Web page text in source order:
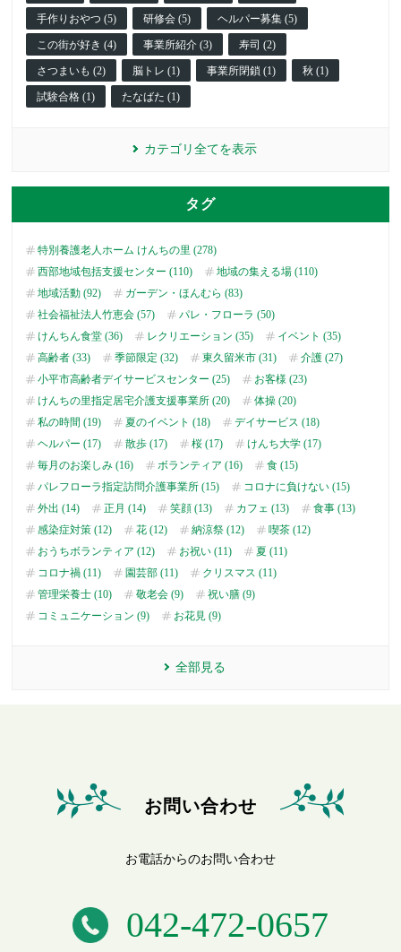
手作りおやつ (5) 研修会 (5) ヘルパー募集 (5)
この街が好き (4) 事業所紹介 (3) 寿司 (2)
さつまいも (2) 脳トレ (1) 事業所閉鎖 (1) 秋 (1)
試験合格 (1) たなばた (1)
カテゴリ全てを表示
タグ
特別養護老人ホーム けんちの里 (278)
西部地域包括支援センター (110)
地域の集える場 (110)
地域活動 (92)
ガーデン・ほんむら (83)
社会福祉法人竹恵会 (57)
パレ・フローラ (50)
けんちん食堂 (36)
レクリエーション (35)
イベント (35)
高齢者 (33)
季節限定 (32) 東久留米市 (31)
介護 (27)
小平市高齢者デイサービスセンター (25)
お客様 (23)
けんちの里指定居宅介護支援事業所 (20)
体操 (20)
私の時間 (19)
夏のイベント (18)
デイサービス (18)
ヘルパー (17)
散歩 (17) 桜 (17)
けんち大学 (17)
毎月のお楽しみ (16)
ボランティア (16)
食 (15)
パレフローラ指定訪問介護事業所 (15)
コロナに負けない (15)
外出 (14)
正月 (14) 笑顔 (13) カフェ (13)
食事 (13)
感染症対策 (12)
花 (12) 納涼祭 (12)
喫茶 (12)
おうちボランティア (12)
お祝い (11)
夏 (11)
コロナ禍 (11)
園芸部 (11)
クリスマス (11)
管理栄養士 (10)
敬老会 (9)
祝い膳 (9)
コミュニケーション (9)
お花見 (9)
全部見る
お問い合わせ
お電話からのお問い合わせ
042-472-0657